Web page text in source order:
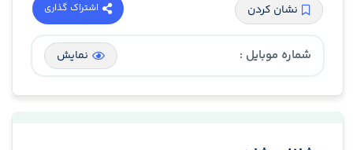
نشان کردن اشتراک گذاری
شماره موبایل : نمایش